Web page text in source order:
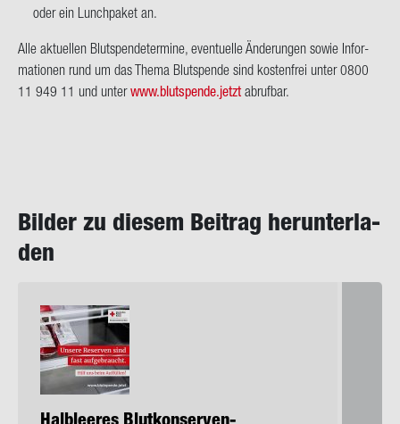
oder ein Lunchpaket an.
Alle ak­tu­el­len Blut­spen­de­ter­mi­ne, even­tu­el­le Än­de­run­gen sowie In­for­
ma­tio­nen rund um das Thema Blut­spen­de sind kos­ten­frei unter 0800
11 949 11 und unterwww.blut­spen­de.jetztab­ruf­bar.
Bil­der zu die­sem Bei­trag her­un­ter­la­
den
Halb­lee­res Blutkonserven-​